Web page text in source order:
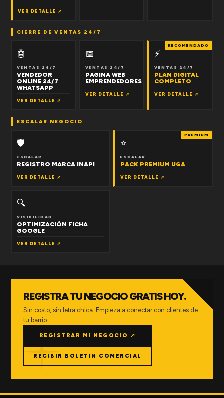
VER DETALLE ↗
CIERRE DE VENTAS 24/7
🤖
VENTAS 24/7
VENDEDOR
ONLINE 24/7
WHATSAPP
VER DETALLE ↗
📅
VENTAS 24/7
PAGINA WEB
EMPRENDEDORES
VER DETALLE ↗
RECOMENDADO
⚡
VENTAS 24/7
PLAN DIGITAL
COMPLETO
VER DETALLE ↗
ESCALAR NEGOCIO
🛡
ESCALAR
REGISTRO MARCA INAPI
VER DETALLE ↗
PREMIUM
⭐
ESCALAR
PACK PREMIUM UGA
VER DETALLE ↗
🔍
VISIBILIDAD
OPTIMIZACIÓN FICHA
GOOGLE
VER DETALLE ↗
REGISTRA TU NEGOCIO GRATIS HOY.
Sin costo, sin letra chica. Empieza a conectar con clientes de
tu barrio.
REGISTRAR MI NEGOCIO ↗
RECIBIR BOLETIN COMERCIAL